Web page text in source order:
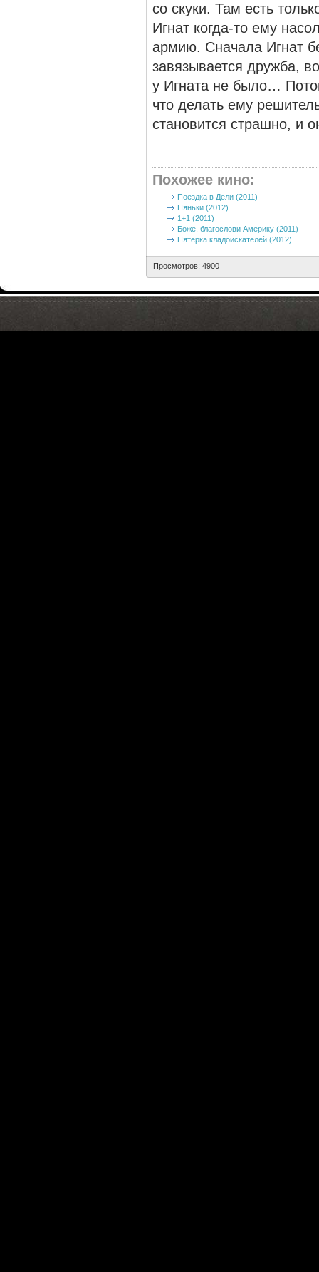
со скуки. Там есть
Игнат когда-то ему
армию. Сначала Игнат
завязывается дружба,
у Игната не было…
что делать ему
становится страшно, и
Похожее кино:
Поездка в Дели (2011)
Няньки (2012)
1+1 (2011)
Боже, благослови Америку (2011)
Пятерка кладоискателей (2012)
Просмотров: 4900